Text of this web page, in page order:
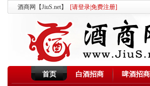
酒商网【JiuS.net】 [请登录免费注册]
首页 白酒招商 啤酒招商